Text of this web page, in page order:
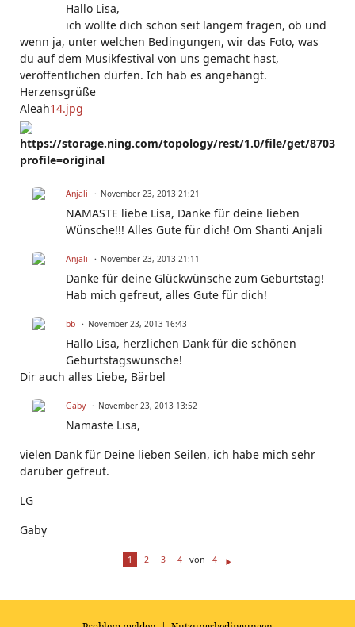
Hallo Lisa,
ich wollte dich schon seit langem fragen, ob und
wenn ja, unter welchen Bedingungen, wir das Foto, was
du auf dem Musikfestival von uns gemacht hast,
veröffentlichen dürfen. Ich hab es angehängt.
Herzensgrüße
Aleah14.jpg
https://storage.ning.com/topology/rest/1.0/file/get/
profile=original
Anjali November 23, 2013 21:21
NAMASTE liebe Lisa, Danke für deine lieben
Wünsche!!! Alles Gute für dich! Om Shanti Anjali
Anjali November 23, 2013 21:11
Danke für deine Glückwünsche zum Geburtstag!
Hab mich gefreut, alles Gute für dich!
bb November 23, 2013 16:43
Hallo Lisa, herzlichen Dank für die schönen
Geburtstagswünsche!
Dir auch alles Liebe, Bärbel
Gaby November 23, 2013 13:52
Namaste Lisa,
vielen Dank für Deine lieben Seilen, ich habe mich sehr
darüber gefreut.
LG
Gaby
1 2 3 4 von 4
te